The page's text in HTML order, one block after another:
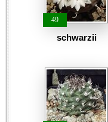
49
schwarzii